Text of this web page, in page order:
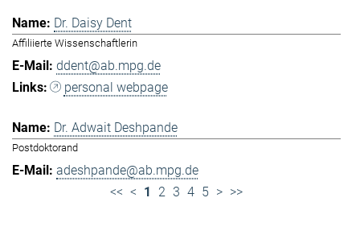
Dr. Daisy Dent
Affiliierte Wissenschaftlerin
ddent@ab.mpg.de
personal webpage
Dr. Adwait Deshpande
Postdoktorand
adeshpande@ab.mpg.de
<< < 1 2 3 4 5 > >>